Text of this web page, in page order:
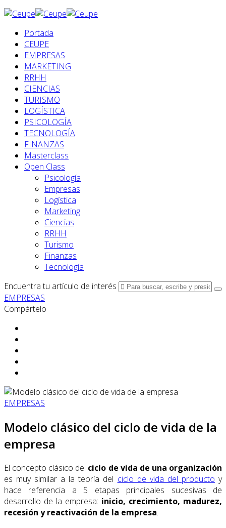
Portada
CEUPE
EMPRESAS
MARKETING
RRHH
CIENCIAS
TURISMO
LOGÍSTICA
PSICOLOGÍA
TECNOLOGÍA
FINANZAS
Masterclass
Open Class
Psicología
Empresas
Logística
Marketing
Ciencias
RRHH
Turismo
Finanzas
Tecnología
Encuentra tu artículo de interés
EMPRESAS
Compártelo
EMPRESAS
Modelo clásico del ciclo de vida de la
empresa
El concepto clásico del ciclo de vida de una organización
es muy similar a la teoría del ciclo de vida del producto y
hace referencia a 5 etapas principales sucesivas de
desarrollo de la empresa: inicio, crecimiento, madurez,
recesión y reactivación de la empresa.